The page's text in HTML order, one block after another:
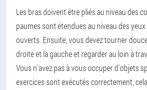
Les bras doivent être pliés au niveau des
paumes sont étendues au niveau des
ouverts. Ensuite, vous devez tourner
droite et la gauche et regarder au loin à
Vous n'avez pas à vous occuper d'objets
exercices sont exécutés correctement,